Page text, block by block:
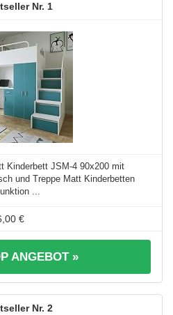
1
Kinderbett JSM-4 90x200 mit
und Treppe Matt Kinderbetten
...
€
ANGEBOT »
2